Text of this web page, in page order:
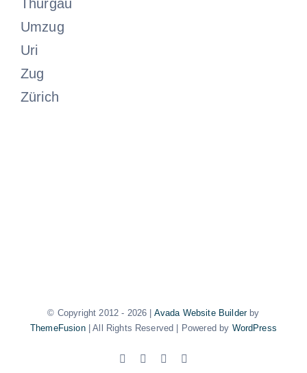
Thurgau
Umzug
Uri
Zug
Zürich
© Copyright 2012 - 2026 | Avada Website Builderby
ThemeFusion| All Rights Reserved | Powered by WordPress
Facebook Instagram